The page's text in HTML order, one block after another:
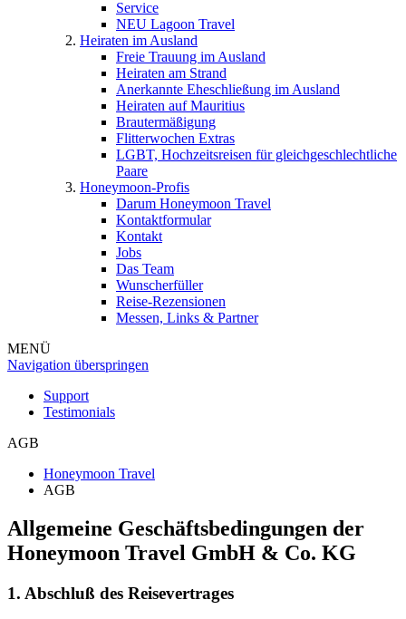
Service
NEU Lagoon Travel
Heiraten im Ausland
Freie Trauung im Ausland
Heiraten am Strand
Anerkannte Eheschließung im Ausland
Heiraten auf Mauritius
Brautermäßigung
Flitterwochen Extras
LGBT, Hochzeitsreisen für gleichgeschlechtliche
Paare
Honeymoon-Profis
Darum Honeymoon Travel
Kontaktformular
Kontakt
Jobs
Das Team
Wunscherfüller
Reise-Rezensionen
Messen, Links & Partner
MENÜ
Navigation überspringen
Support
Testimonials
AGB
Honeymoon Travel
AGB
Allgemeine Geschäftsbedingungen der
Honeymoon Travel GmbH & Co. KG
1. Abschluß des Reisevertrages